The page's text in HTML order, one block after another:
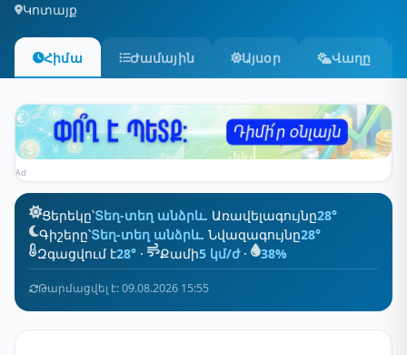
Կոտայք
Հիմա Ժամային Այսօր Վաղը
Ad
Ցերեկը՝Տեղ-տեղ անձրև. Առավելագույնը28°
Գիշերը՝Տեղ-տեղ անձրև. Նվազագույնը28°
Զգացվում է28° · Քամի5 կմ/ժ· 38%
Թարմացվել է: 09.08.2026 15:55